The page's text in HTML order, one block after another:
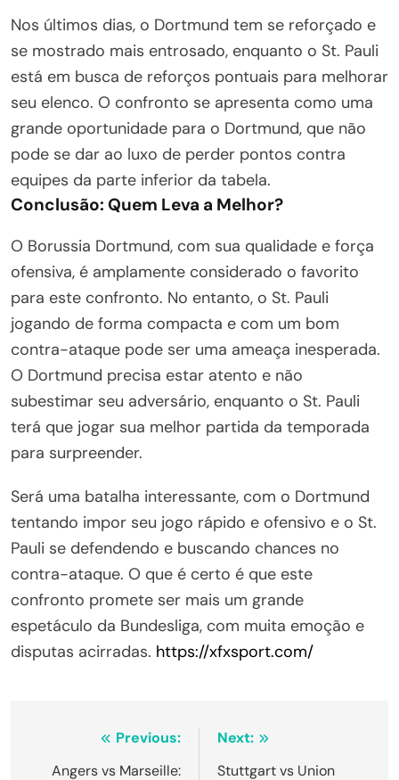
Nos últimos dias, o Dortmund tem se reforçado e
se mostrado mais entrosado, enquanto o St. Pauli
está em busca de reforços pontuais para melhorar
seu elenco. O confronto se apresenta como uma
grande oportunidade para o Dortmund, que não
pode se dar ao luxo de perder pontos contra
equipes da parte inferior da tabela.
Conclusão: Quem Leva a Melhor?
O Borussia Dortmund, com sua qualidade e força
ofensiva, é amplamente considerado o favorito
para este confronto. No entanto, o St. Pauli
jogando de forma compacta e com um bom
contra-ataque pode ser uma ameaça inesperada.
O Dortmund precisa estar atento e não
subestimar seu adversário, enquanto o St. Pauli
terá que jogar sua melhor partida da temporada
para surpreender.
Será uma batalha interessante, com o Dortmund
tentando impor seu jogo rápido e ofensivo e o St.
Pauli se defendendo e buscando chances no
contra-ataque. O que é certo é que este
confronto promete ser mais um grande
espetáculo da Bundesliga, com muita emoção e
disputas acirradas. https://xfxsport.com/
Navegação
de
Previous:
Angers vs Marseille:
Next:
Stuttgart vs Union